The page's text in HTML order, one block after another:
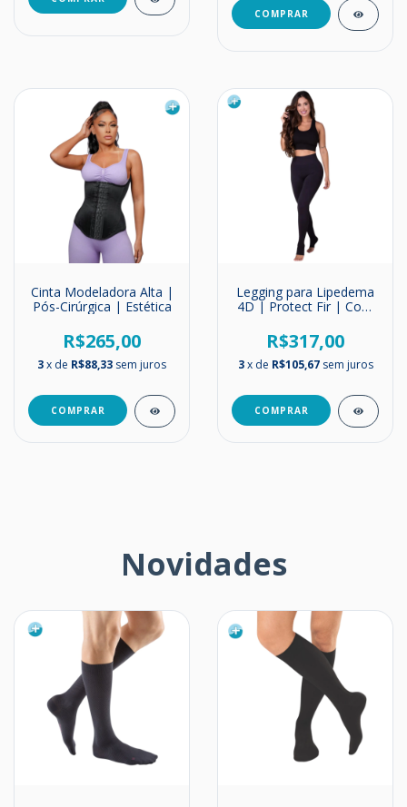
Cinta Modeladora Alta |
Pós-Cirúrgica | Estética
R$265,00
3x de R$88,33 sem juros
COMPRAR
Legging para Lipedema
4D | Protect Fir | Com
R$317,00
3 x de R$105,67 sem juros
COMPRAR
Novidades